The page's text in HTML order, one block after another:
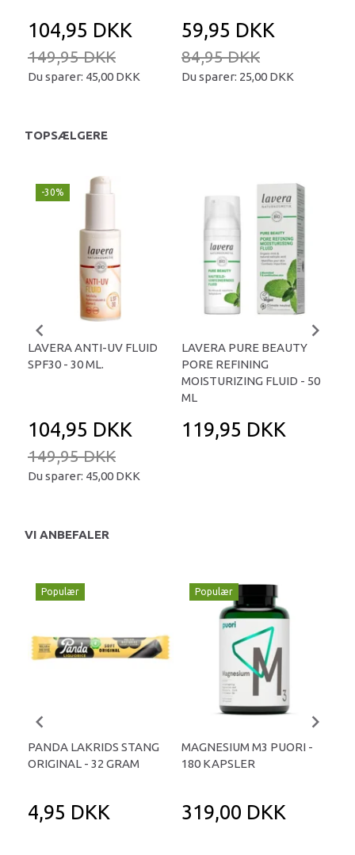
104,95 DKK
149,95 DKK
Du sparer: 45,00 DKK
59,95 DKK
84,95 DKK
Du sparer: 25,00 DKK
TOPSÆLGERE
-30%
LAVERA ANTI-UV FLUID
SPF30 - 30 ML.
104,95 DKK
149,95 DKK
Du sparer: 45,00 DKK
LAVERA PURE BEAUTY
PORE REFINING
MOISTURIZING FLUID - 50
ML
119,95 DKK
VI ANBEFALER
Populær
PANDA LAKRIDS STANG
ORIGINAL - 32 GRAM
4,95 DKK
Populær
MAGNESIUM M3 PUORI -
180 KAPSLER
319,00 DKK